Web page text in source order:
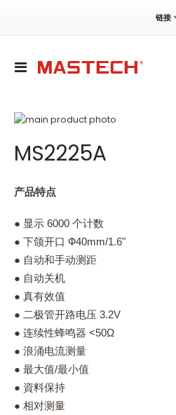
链接
切
跳
结
尾
图
库
转
到
像
的
MS2225A
产品特点
● 显示 6000 个计数
● 下颌开口 Ф40mm/1.6"
● 自动和手动测距
● 自动关机
● 真有效值
● 二极管开路电压 3.2V
● 连续性蜂鸣器 <50Ω
● 浪涌电流测量
● 最大值/最小值
● 資料保持
● 相对测量